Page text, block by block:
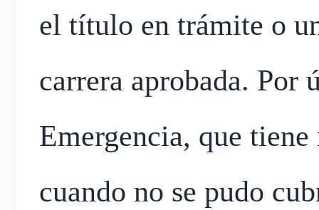
el título en trámite o
carrera aprobada. Por
Emergencia, que
cuando no se pudo